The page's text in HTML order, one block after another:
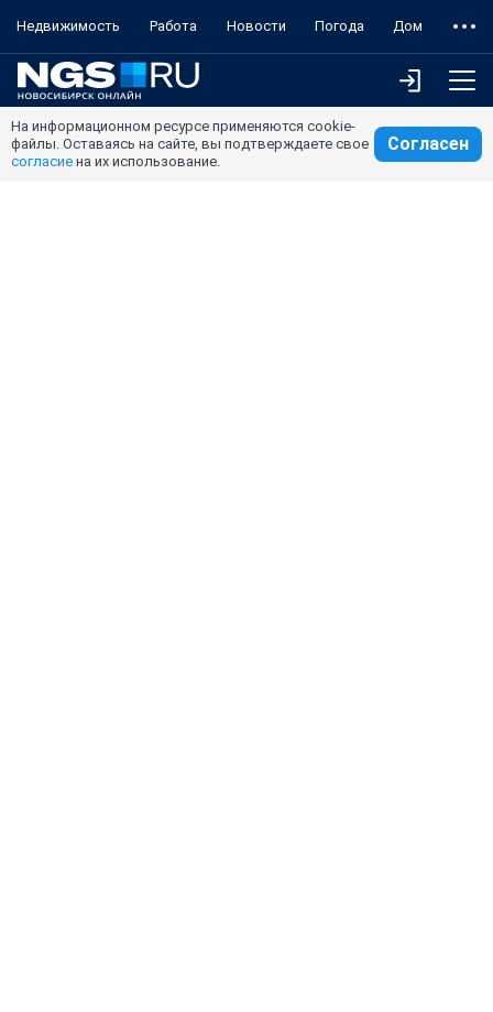
Недвижимость Работа Новости Погода Дом
На информационном ресурсе применяются cookie-
файлы. Оставаясь на сайте, вы подтверждаете свое
согласие на их использование.
Согласен